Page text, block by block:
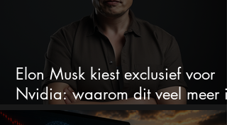
Elon Musk kiest exclusief voor
Nvidia: waarom dit veel meer is
dan één grote GPU-order